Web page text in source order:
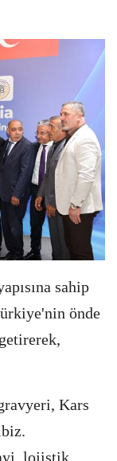
sahip
önde
Kars
lojistik,